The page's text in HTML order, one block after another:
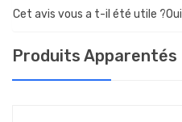
Cet avis vous a t-il été utile ?Oui
Produits Apparentés